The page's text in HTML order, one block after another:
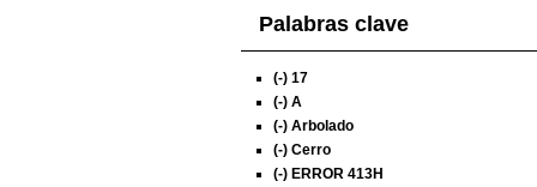
Palabras clave
(-) 17
(-) A
(-) Arbolado
(-) Cerro
(-) ERROR 413H